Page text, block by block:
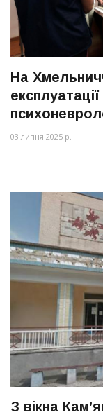
На
03 липня 2025 р.
З вікна